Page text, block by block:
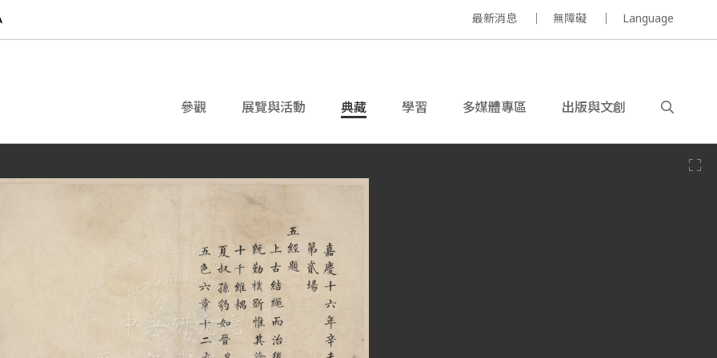
最新消息 無障礙 Language
參觀 展覽與活動 典藏 學習 多媒體專區 出版與文創